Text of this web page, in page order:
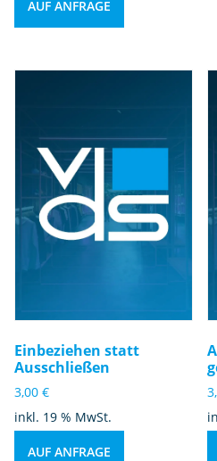
AUF ANFRAGE
Einbeziehen statt
Ausschließen
3,00 €
inkl. 19 % MwSt.
AUF ANFRAGE